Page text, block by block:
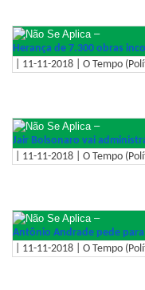
–
Herança de 7.300 obras
| 11-11-2018 | O Tempo
–
Jair Bolsonaro vai
| 11-11-2018 | O Tempo
–
Antônio Andrade pede
| 11-11-2018 | O Tempo